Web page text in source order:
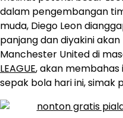
dalam pengembangan
muda, Diego Leon
panjang dan diyakini
Manchester United di
LEAGUE, akan
sepak bola hari ini, simak